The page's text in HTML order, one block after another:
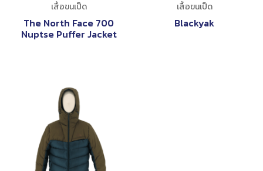
เสื้อขนเป็ด
The North Face 700
Nuptse Puffer Jacket
เสื้อขนเป็ด
Blackyak